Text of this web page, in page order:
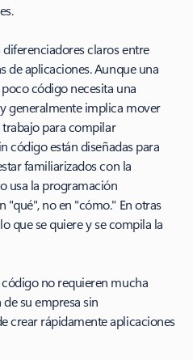
claros entre
de aplicaciones. Aunque una
código necesita una
generalmente implica mover
para compilar
código están diseñadas para
familiarizados con la
usa la programación
"qué", no en "cómo." En otras
que se quiere y se compila la
no requieren mucha
su empresa sin
crear rápidamente aplicaciones